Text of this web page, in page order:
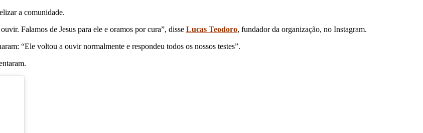
a comunidade.
Falamos de Jesus para ele e oramos por cura”, disse Lucas Teodoro, fundador da organização, no Instagram.
“Ele voltou a ouvir normalmente e respondeu todos os nossos testes”.